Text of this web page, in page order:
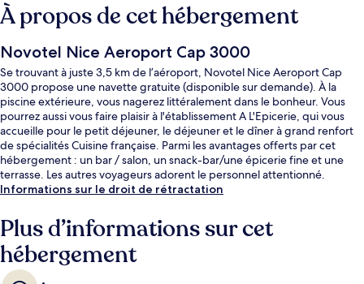
À propos de cet hébergement
Novotel Nice Aeroport Cap 3000
Se trouvant à juste 3,5 km de l’aéroport, Novotel Nice Aeroport Cap
3000 propose une navette gratuite (disponible sur demande). À la
piscine extérieure, vous nagerez littéralement dans le bonheur. Vous
pourrez aussi vous faire plaisir à l'établissement A L'Epicerie, qui vous
accueille pour le petit déjeuner, le déjeuner et le dîner à grand renfort
de spécialités Cuisine française. Parmi les avantages offerts par cet
hébergement : un bar / salon, un snack-bar/une épicerie fine et une
terrasse. Les autres voyageurs adorent le personnel attentionné.
Informations sur le droit de rétractation
Plus d’informations sur cet
hébergement